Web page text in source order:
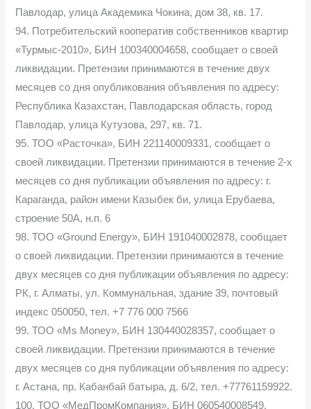
Павлодар, улица Академика Чокина, дом 38, кв. 17.
94. Потребительский кооператив собственников квартир
«Турмыс-2010», БИН 100340004658, сообщает о своей
ликвидации. Претензии принимаются в течение двух
месяцев со дня опубликования объявления по адресу:
Республика Казахстан, Павлодарская область, город
Павлодар, улица Кутузова, 297, кв. 71.
95. ТОО «Расточка», БИН 221140009331, сообщает о
своей ликвидации. Претензии принимаются в течение 2-х
месяцев со дня публикации объявления по адресу: г.
Караганда, район имени Казыбек би, улица Ерубаева,
строение 50А, н.п. 6
98. ТОО «Ground Energy», БИН 191040002878, сообщает
о своей ликвидации. Претензии принимаются в течение
двух месяцев со дня публикации объявления по адресу:
РК, г. Алматы, ул. Коммунальная, здание 39, почтовый
индекс 050050, тел. +7 776 000 7566
99. ТОО «Ms Money», БИН 130440028357, сообщает о
своей ликвидации. Претензии принимаются в течение
двух месяцев со дня публикации объявления по адресу:
г. Астана, пр. Кабанбай батыра, д. 6/2, тел. +77761159922.
100. ТОО «МедПромКомпания», БИН 060540008549,